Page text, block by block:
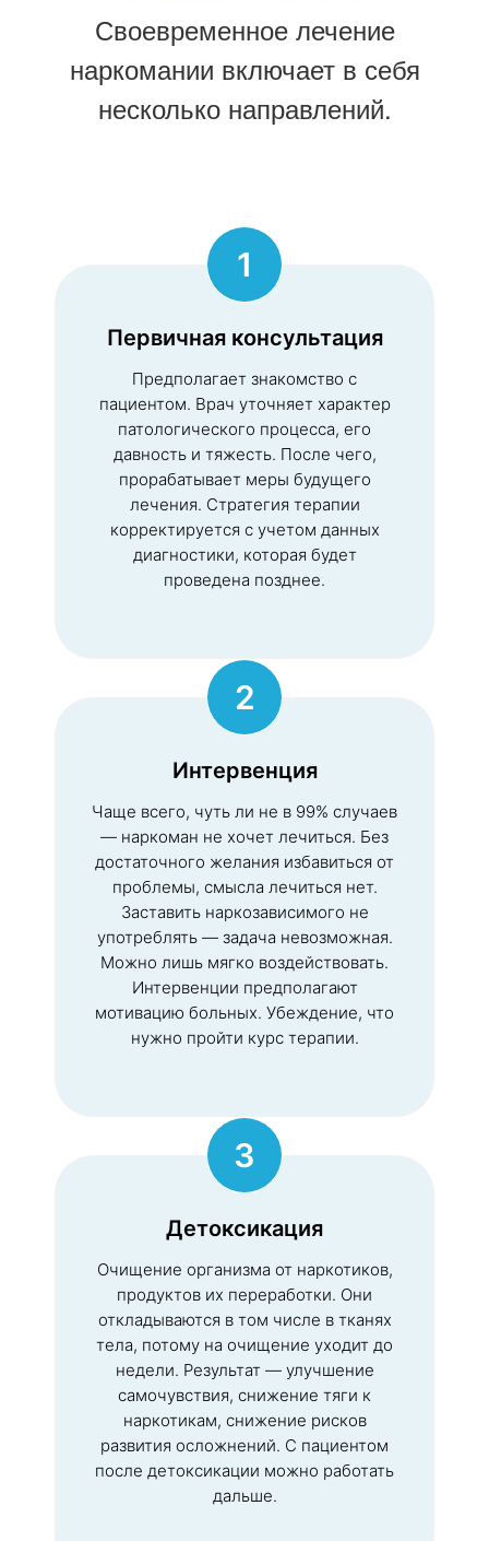
Своевременное лечение
наркомании включает в себя
несколько направлений.
1
Первичная консультация
Предполагает знакомство с
пациентом. Врач уточняет характер
патологического процесса, его
давность и тяжесть. После чего,
прорабатывает меры будущего
лечения. Стратегия терапии
корректируется с учетом данных
диагностики, которая будет
проведена позднее.
2
Интервенция
Чаще всего, чуть ли не в 99% случаев
— наркоман не хочет лечиться. Без
достаточного желания избавиться от
проблемы, смысла лечиться нет.
Заставить наркозависимого не
употреблять — задача невозможная.
Можно лишь мягко воздействовать.
Интервенции предполагают
мотивацию больных. Убеждение, что
нужно пройти курс терапии.
3
Детоксикация
Очищение организма от наркотиков,
продуктов их переработки. Они
откладываются в том числе в тканях
тела, потому на очищение уходит до
недели. Результат — улучшение
самочувствия, снижение тяги к
наркотикам, снижение рисков
развития осложнений. С пациентом
после детоксикации можно работать
дальше.